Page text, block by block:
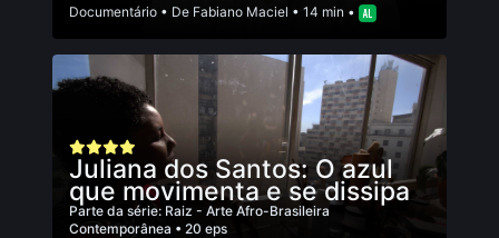
Documentário • De Fabiano Maciel • 14 min •
Juliana dos Santos: O azul
que movimenta e se dissipa
Parte da série: Raiz - Arte Afro-Brasileira
Contemporânea • 20 eps